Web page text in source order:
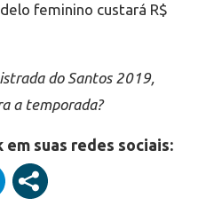
feminino custará R$
do Santos 2019,
a temporada?
suas redes sociais: